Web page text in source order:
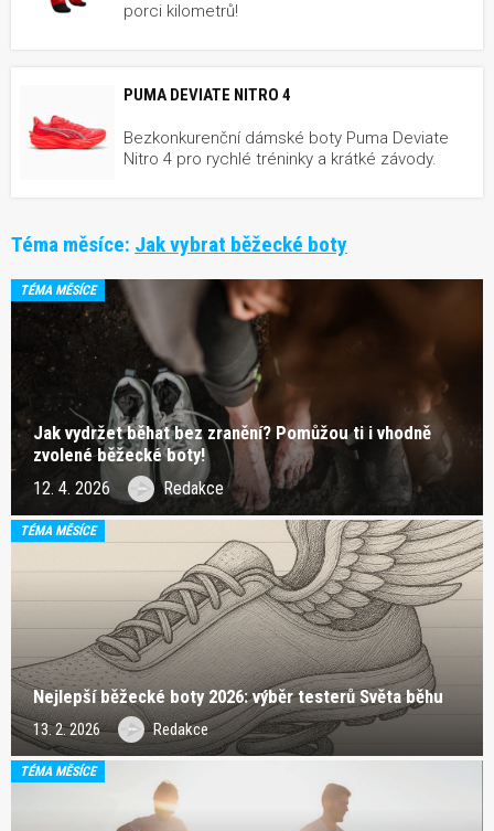
porci kilometrů!
PUMA DEVIATE NITRO 4
Bezkonkurenční dámské boty Puma Deviate
Nitro 4 pro rychlé tréninky a krátké závody.
Téma měsíce: Jak vybrat běžecké boty
TÉMA MĚSÍCE
Jak vydržet běhat bez zranění? Pomůžou ti i vhodně
zvolené běžecké boty!
12. 4. 2026 Redakce
TÉMA MĚSÍCE
Nejlepší běžecké boty 2026: výběr testerů Světa běhu
13. 2. 2026 Redakce
TÉMA MĚSÍCE